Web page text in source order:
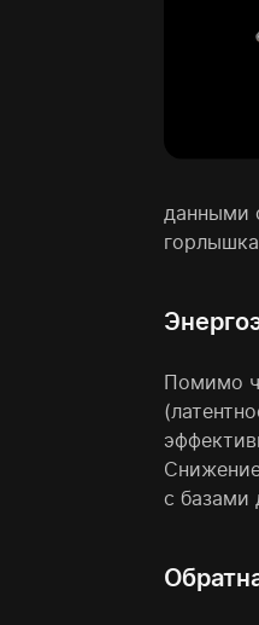
данными
Помимо
с базами